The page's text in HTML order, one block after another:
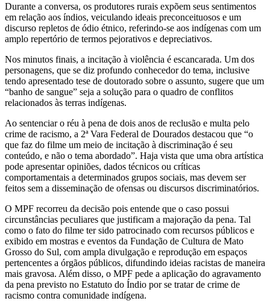
Durante a conversa, os produtores rurais expõem seus sentimentos
em relação aos índios, veiculando ideais preconceituosos e um
discurso repletos de ódio étnico, referindo-se aos indígenas com um
amplo repertório de termos pejorativos e depreciativos.
Nos minutos finais, a incitação à violência é escancarada. Um dos
personagens, que se diz profundo conhecedor do tema, inclusive
tendo apresentado tese de doutorado sobre o assunto, sugere que um
“banho de sangue” seja a solução para o quadro de conflitos
relacionados às terras indígenas.
Ao sentenciar o réu à pena de dois anos de reclusão e multa pelo
crime de racismo, a 2ª Vara Federal de Dourados destacou que “o
que faz do filme um meio de incitação à discriminação é seu
conteúdo, e não o tema abordado”. Haja vista que uma obra artística
pode apresentar opiniões, dados técnicos ou críticas
comportamentais a determinados grupos sociais, mas devem ser
feitos sem a disseminação de ofensas ou discursos discriminatórios.
O MPF recorreu da decisão pois entende que o caso possui
circunstâncias peculiares que justificam a majoração da pena. Tal
como o fato do filme ter sido patrocinado com recursos públicos e
exibido em mostras e eventos da Fundação de Cultura de Mato
Grosso do Sul, com ampla divulgação e reprodução em espaços
pertencentes a órgãos públicos, difundindo ideias racistas de maneira
mais gravosa. Além disso, o MPF pede a aplicação do agravamento
da pena previsto no Estatuto do Índio por se tratar de crime de
racismo contra comunidade indígena.